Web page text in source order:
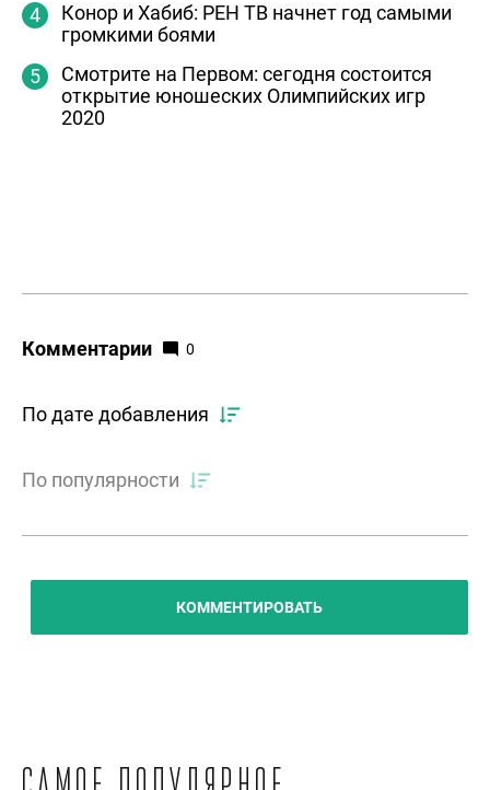
Конор и Хабиб: РЕН ТВ начнет год самыми
громкими боями
Смотрите на Первом: сегодня состоится
открытие юношеских Олимпийских игр
2020
Комментарии 0
По дате добавления
По популярности
КОММЕНТИРОВАТЬ